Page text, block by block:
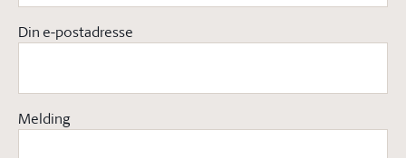
Din e-postadresse
Melding